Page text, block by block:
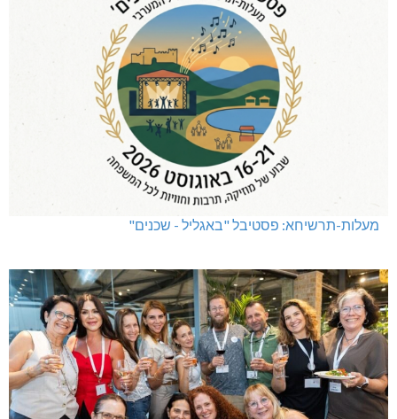
מעלות-תרשיחא: פסטיבל "באגליל - שכנים"